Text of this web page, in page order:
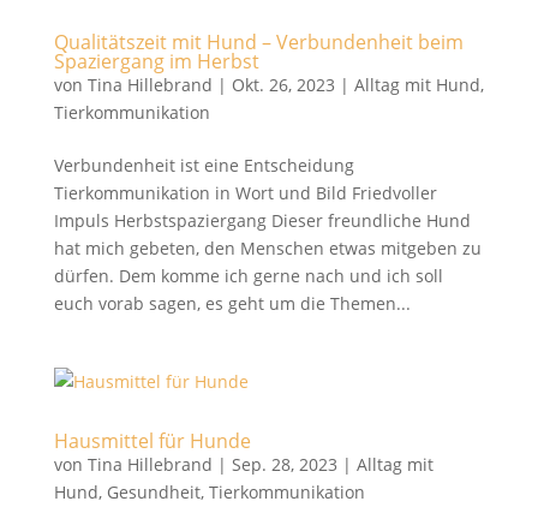
Qualitätszeit mit Hund – Verbundenheit beim
Spaziergang im Herbst
von Tina Hillebrand | Okt. 26, 2023 | Alltag mit Hund,
Tierkommunikation
Verbundenheit ist eine Entscheidung
Tierkommunikation in Wort und Bild Friedvoller
Impuls Herbstspaziergang Dieser freundliche Hund
hat mich gebeten, den Menschen etwas mitgeben zu
dürfen. Dem komme ich gerne nach und ich soll
euch vorab sagen, es geht um die Themen...
Hausmittel für Hunde
von Tina Hillebrand | Sep. 28, 2023 | Alltag mit
Hund, Gesundheit, Tierkommunikation